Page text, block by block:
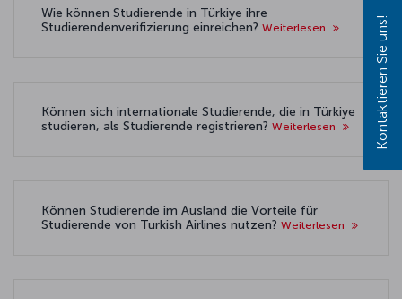
Wie können Studierende in Türkiye ihre
Studierendenverifizierung einreichen? Weiterlesen
Können sich internationale Studierende, die in Türkiye
studieren, als Studierende registrieren? Weiterlesen
Können Studierende im Ausland die Vorteile für
Studierende von Turkish Airlines nutzen? Weiterlesen
Kontaktieren Sie uns!